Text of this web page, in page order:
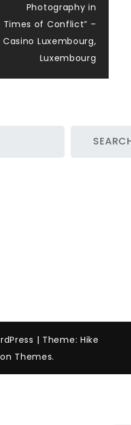
Photography in
Times of Conflict” –
Casino Luxembourg,
Luxembourg
| Theme: Hike
Themes.